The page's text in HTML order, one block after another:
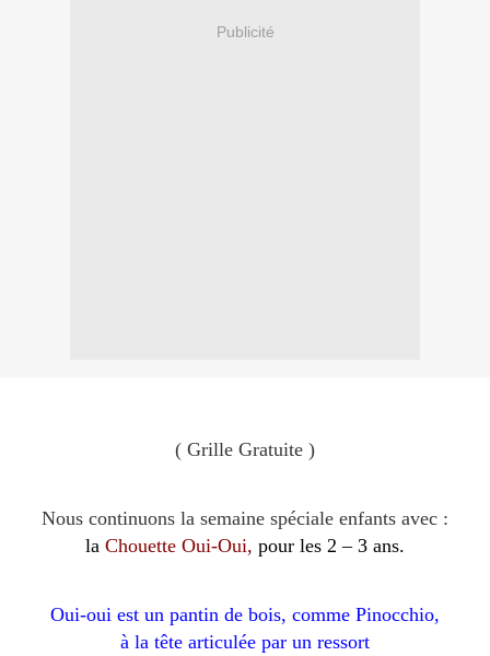
Publicité
( Grille Gratuite )
Nous continuons la semaine spéciale enfants avec :
la Chouette Oui-Oui, pour les 2 – 3 ans.
Oui-oui est un pantin de bois, comme Pinocchio,
à la tête articulée par un ressort